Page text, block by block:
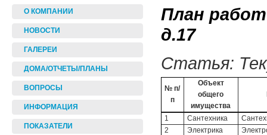
О КОМПАНИИ
НОВОСТИ
ГАЛЕРЕИ
ДОМА/ОТЧЕТЫ/ПЛАНЫ
ВОПРОСЫ
ИНФОРМАЦИЯ
ПОКАЗАТЕЛИ
План работ
д.17
Статья:
№ п/
п
Объект
общего
имущества
1 Сантехника
2
Электрика